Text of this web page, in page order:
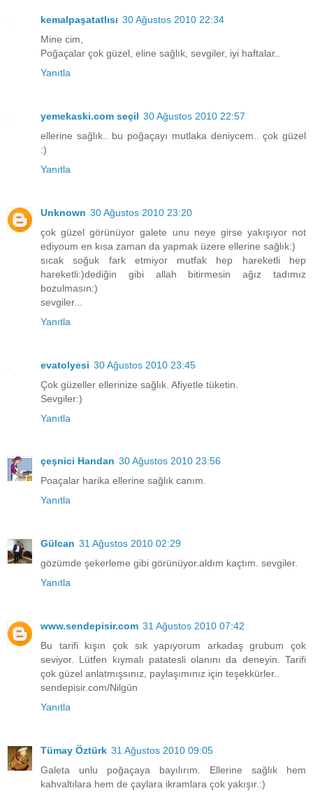
kemalpaşatatlısı 30 Ağustos 2010 22:34
Mine cim,
Poğaçalar çok güzel, eline sağlık, sevgiler, iyi haftalar..
Yanıtla
yemekaski.com seçil 30 Ağustos 2010 22:57
ellerine sağlık.. bu poğaçayı mutlaka deniycem.. çok güzel
:)
Yanıtla
Unknown 30 Ağustos 2010 23:20
çok güzel görünüyor galete unu neye girse yakışıyor not
ediyoum en kısa zaman da yapmak üzere ellerine sağlık:)
sıcak soğuk fark etmiyor mutfak hep hareketli hep
hareketli:)dediğin gibi allah bitirmesin ağız tadımız
bozulmasın:)
sevgiler...
Yanıtla
evatolyesi 30 Ağustos 2010 23:45
Çok güzeller ellerinize sağlık. Afiyetle tüketin.
Sevgiler:)
Yanıtla
çeşnici Handan 30 Ağustos 2010 23:56
Poaçalar harika ellerine sağlık canım.
Yanıtla
Gülcan 31 Ağustos 2010 02:29
gözümde şekerleme gibi görünüyor.aldım kaçtım. sevgiler.
Yanıtla
www.sendepisir.com 31 Ağustos 2010 07:42
Bu tarifi kışın çok sık yapıyorum arkadaş grubum çok
seviyor. Lütfen kıymalı patatesli olanını da deneyin. Tarifi
çok güzel anlatmışsınız, paylaşımınız için teşekkürler..
sendepisir.com/Nilgün
Yanıtla
Tümay Öztürk 31 Ağustos 2010 09:05
Galeta unlu poğaçaya bayılırım. Ellerine sağlık hem
kahvaltılara hem de çaylara ikramlara çok yakışır.:)